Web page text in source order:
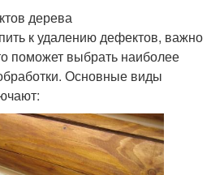
дерева
к удалению дефектов, важно
поможет выбрать наиболее
Основные виды